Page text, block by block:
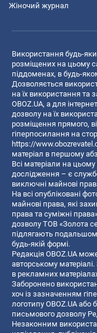
Жіночий журнал
Використання будь-
розміщених на цьому
піддоменах, в будь-
Дозволяється
на їх використання та
OBOZ.UA, а для
дозволу на їх
розміщення прямого,
гіперпосилання на
https://
матеріал в першому
Всі матеріали на цьому
дослідження – є
виключні майнові
На всі опубліковані
майнові права, які
права та суміжні
дозволу ТОВ «Золота
підлягають
будь-якій формі.
Редакція OBOZ.UA
авторському матеріалі.
в рекламних
Заборонено
хоч із зазначенням
логотипу OBOZ.UA або
письмового дозволу
Незаконним